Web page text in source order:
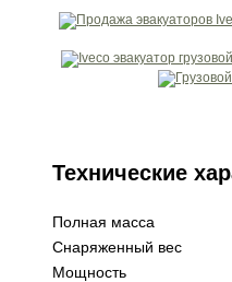
Технические
Полная масса
Снаряженный вес
Мощность